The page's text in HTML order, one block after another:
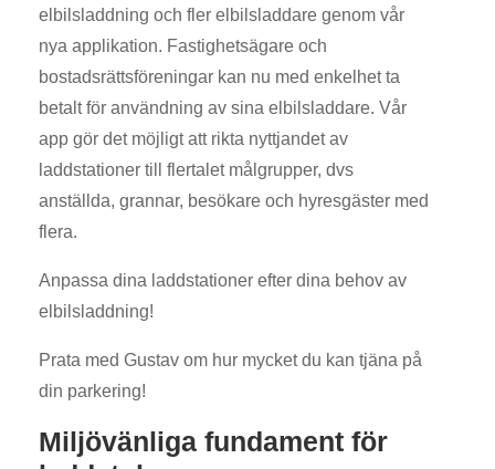
elbilsladdning och fler elbilsladdare genom vår
nya applikation. Fastighetsägare och
bostadsrättsföreningar kan nu med enkelhet ta
betalt för användning av sina elbilsladdare. Vår
app gör det möjligt att rikta nyttjandet av
laddstationer till flertalet målgrupper, dvs
anställda, grannar, besökare och hyresgäster med
flera.
Anpassa dina laddstationer efter dina behov av
elbilsladdning!
Prata med Gustav om hur mycket du kan tjäna på
din parkering!
Miljövänliga fundament för